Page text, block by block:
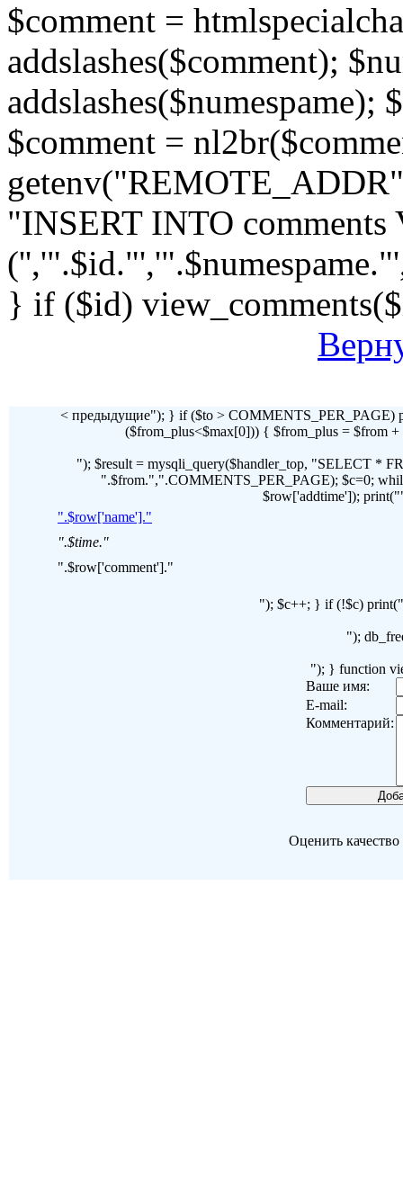
$comment =
addslashes($comment);
addslashes($numespame);
$comment =
"INSERT INTO comments
} if ($id)
< предыдущие"); } if ($to > COMMENTS_PER_PAGE)
($from_plus<$max[0])) { $from_plus = $from
"); $result = mysqli_query($handler_top, "SELECT *
".$from.",".COMMENTS_PER_PAGE); $c=0;
$row['addtime']);
".$row['name']."
".$time."
".$row['comment']."
"); $c++; } if (!$c)
");
"); } function
Ваше имя:
E-mail:
Комментарий:
Оценить